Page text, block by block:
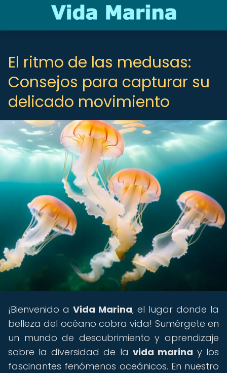
El ritmo de las medusas:
Consejos para capturar su
delicado movimiento
¡Bienvenido a Vida Marina, el lugar donde la
belleza del océano cobra vida! Sumérgete en
un mundo de descubrimiento y aprendizaje
sobre la diversidad de la vida marina y los
fascinantes fenómenos oceánicos. En nuestro